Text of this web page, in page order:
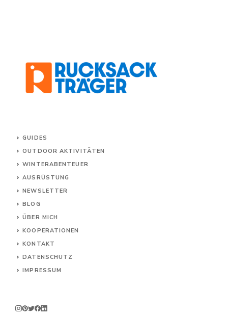
GUIDES
OUTDOOR AKTIVITÄTEN
WINTERABENTEUER
AUSRÜSTUNG
NEWSLETTER
BLOG
ÜBER MICH
KOOPERATIONEN
KONTAKT
DATENSCHUTZ
IMPRESSUM